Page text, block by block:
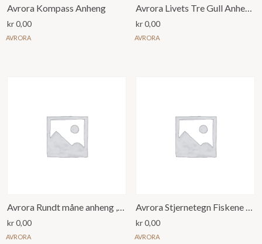
Avrora Kompass Anheng
kr0,00
AVRORA
Avrora Livets Tre Gull Anheng
kr0,00
AVRORA
Avrora Rundt måne anheng ,I love to the moon and back v.2
kr0,00
AVRORA
Avrora Stjernetegn Fiskene Anheng
kr0,00
AVRORA